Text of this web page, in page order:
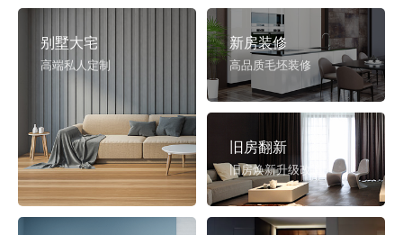
别墅大宅
高端私人定制
新房装修
高品质毛坯装修
旧房翻新
旧房焕新升级改造